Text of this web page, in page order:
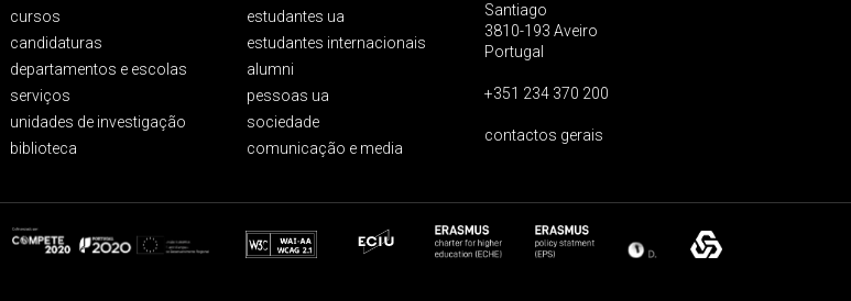
cursos
candidaturas
departamentos e escolas
serviços
unidades de investigação
biblioteca
estudantes ua
estudantes internacionais
alumni
pessoas ua
sociedade
comunicação e media
Santiago
3810-193 Aveiro
Portugal
+351 234 370 200
contactos gerais